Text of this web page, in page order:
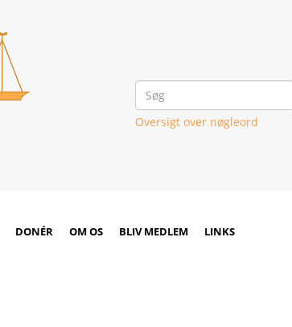
Oversigt over nøgleord
DONÉR OM OS BLIV MEDLEM LINKS